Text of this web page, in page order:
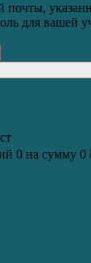
почты,
для вашей
0 на сумму 0